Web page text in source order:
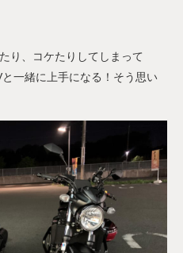
り、コケたりしてしまって
一緒に上手になる！そう思い